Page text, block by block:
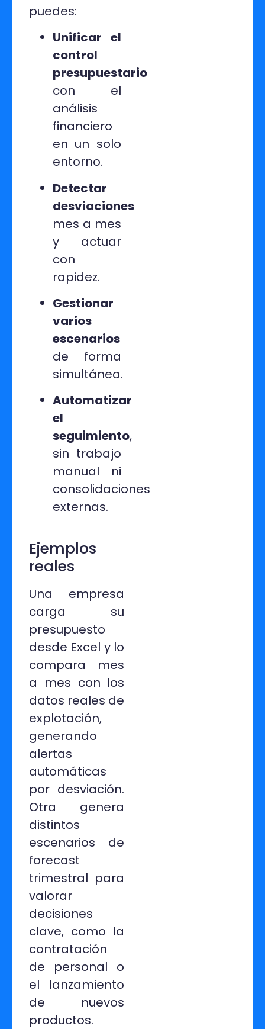
puedes:
Unificar el
control
presupuestario
con el
análisis
financiero
en un solo
entorno.
Detectar
desviaciones
mes a mes
y actuar
con
rapidez.
Gestionar
varios
escenarios
de forma
simultánea.
Automatizar
el
seguimiento,
sin trabajo
manual ni
consolidaciones
externas.
Ejemplos
reales
Una empresa
carga su
presupuesto
desde Excel y lo
compara mes
a mes con los
datos reales de
explotación,
generando
alertas
automáticas
por desviación.
Otra genera
distintos
escenarios de
forecast
trimestral para
valorar
decisiones
clave, como la
contratación
de personal o
el lanzamiento
de nuevos
productos.